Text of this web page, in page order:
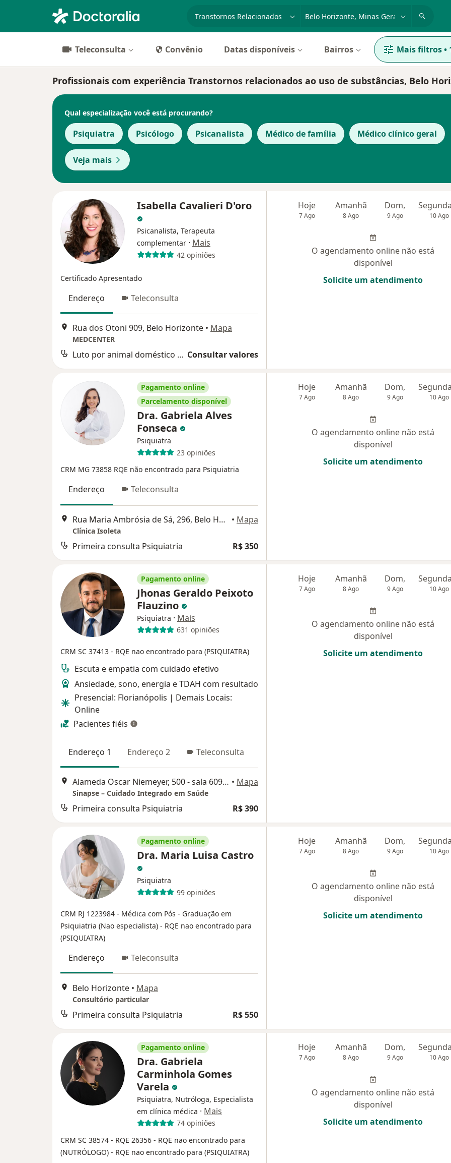
Teleconsulta Convênio Datas disponíveis Bairros Mais filtros•
Profissionais com experiência Transtornos relacionados ao uso de substâncias, Belo
Qual especialização você está procurando?
Psiquiatra Psicólogo Psicanalista Médico de família Médico clínico geral
Veja mais
Isabella Cavalieri D'oro
Psicanalista, Terapeuta
complementar · Mais
42 opiniões
Certificado Apresentado
Endereço Teleconsulta
Rua dos Otoni 909, Belo Horizonte • Mapa
MEDCENTER
Luto por animal doméstico (pet) Consultar valores
Hoje
7 Ago
Amanhã
8 Ago
Dom,
9 Ago 10 Ago
O agendamento online não está
disponível
Solicite um atendimento
Pagamento online
Parcelamento disponível
Dra. Gabriela Alves
Fonseca
Psiquiatra
23 opiniões
CRM MG 73858 RQE não encontrado para Psiquiatria
Endereço Teleconsulta
Rua Maria Ambrósia de Sá, 296, Belo Horizonte • Mapa
Clínica Isoleta
Primeira consulta Psiquiatria R$ 350
Hoje
7 Ago
Amanhã
8 Ago
Dom,
9 Ago 10 Ago
O agendamento online não está
disponível
Solicite um atendimento
Pagamento online
Jhonas Geraldo Peixoto
Flauzino
Psiquiatra · Mais
631 opiniões
CRM SC 37413 - RQE nao encontrado para (PSIQUIATRA)
Escuta e empatia com cuidado efetivo
Ansiedade, sono, energia e TDAH com resultado
Presencial: Florianópolis | Demais Locais:
Online
Pacientes fiéis
Endereço 1 Endereço 2 Teleconsulta
Alameda Oscar Niemeyer, 500 - sala 609, Nova Lima • Mapa
Sinapse – Cuidado Integrado em Saúde
Primeira consulta Psiquiatria R$ 390
Hoje
7 Ago
Amanhã
8 Ago
Dom,
9 Ago 10 Ago
O agendamento online não está
disponível
Solicite um atendimento
Pagamento online
Dra. Maria Luisa Castro
Psiquiatra
99 opiniões
CRM RJ 1223984 - Médica com Pós - Graduação em
Psiquiatria (Nao especialista) - RQE nao encontrado para
(PSIQUIATRA)
Endereço Teleconsulta
Belo Horizonte • Mapa
Consultório particular
Primeira consulta Psiquiatria R$ 550
Hoje
7 Ago
Amanhã
8 Ago
Dom,
9 Ago 10 Ago
O agendamento online não está
disponível
Solicite um atendimento
Pagamento online
Dra. Gabriela
Carminhola Gomes
Varela
Psiquiatra, Nutróloga, Especialista
em clínica médica · Mais
74 opiniões
CRM SC 38574 - RQE 26356 - RQE nao encontrado para
(NUTRÓLOGO) - RQE nao encontrado para (PSIQUIATRA)
Hoje
7 Ago
Amanhã
8 Ago
Dom,
9 Ago 10 Ago
O agendamento online não está
disponível
Solicite um atendimento